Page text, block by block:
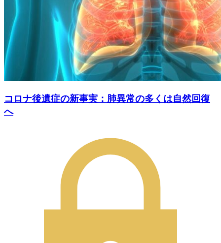
コロナ後遺症の新事実：肺異常の多くは自然回復
へ